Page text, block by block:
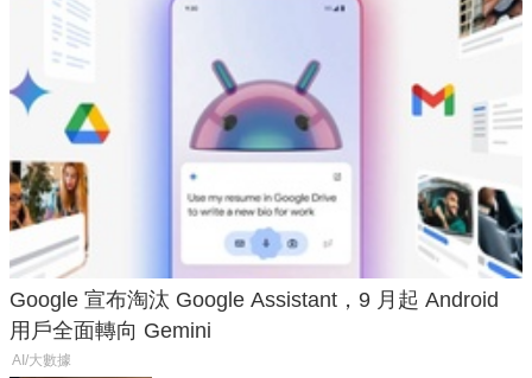
Google 宣布淘汰 Google Assistant，9 月起 Android
用戶全面轉向 Gemini
AI/大數據